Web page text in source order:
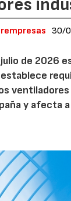
30/
de 2026
y afecta